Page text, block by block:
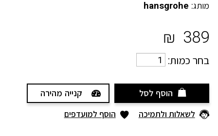
מותג: hansgrohe
389
₪
בחר כמות:
הוסף לסל קנייה מהירה
לשאלות ולתמיכה הוסף למועדפים